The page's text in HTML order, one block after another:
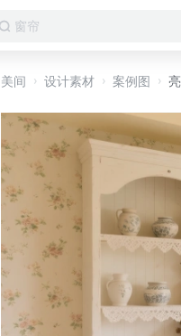
窗帘
美间 设计素材 案例图